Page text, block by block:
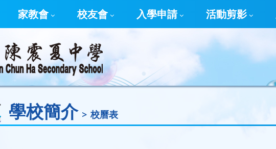
家教會 校友會 入學申請 活動剪影
學校簡介 校曆表